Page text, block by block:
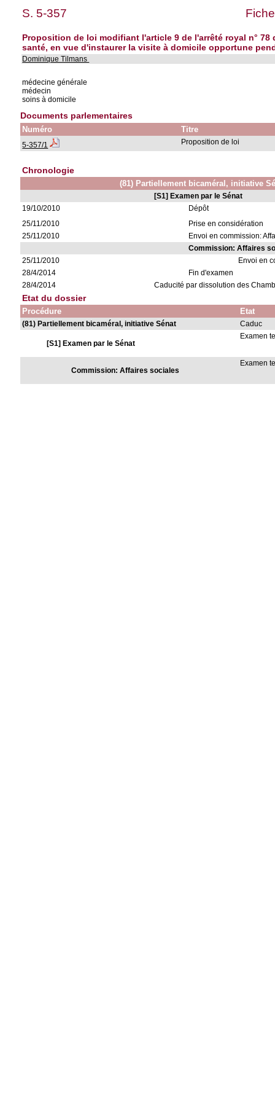
S. 5-357
Proposition de loi modifiant l'article 9 de l'arrêté royal n°
santé, en vue d'instaurer la visite à domicile opportune
Dominique Tilmans
médecine générale
médecin
soins à domicile
Documents parlementaires
Numéro Titre
5-357/1 Proposition de loi
Chronologie
(81) Partiellement bicaméral, initiative
[S1] Examen par le Sénat
19/10/2010
Dépôt
25/11/2010
Prise en considération
25/11/2010
Envoi en commission:
Commission: Affaires
25/11/2010
Envoi en
28/4/2014
Fin d'examen
28/4/2014
Caducité par dissolution des
Etat du dossier
Procédure Etat
(81) Partiellement bicaméral, initiative Sénat Caduc
[S1] Examen par le Sénat
Examen
Commission: Affaires sociales
Examen